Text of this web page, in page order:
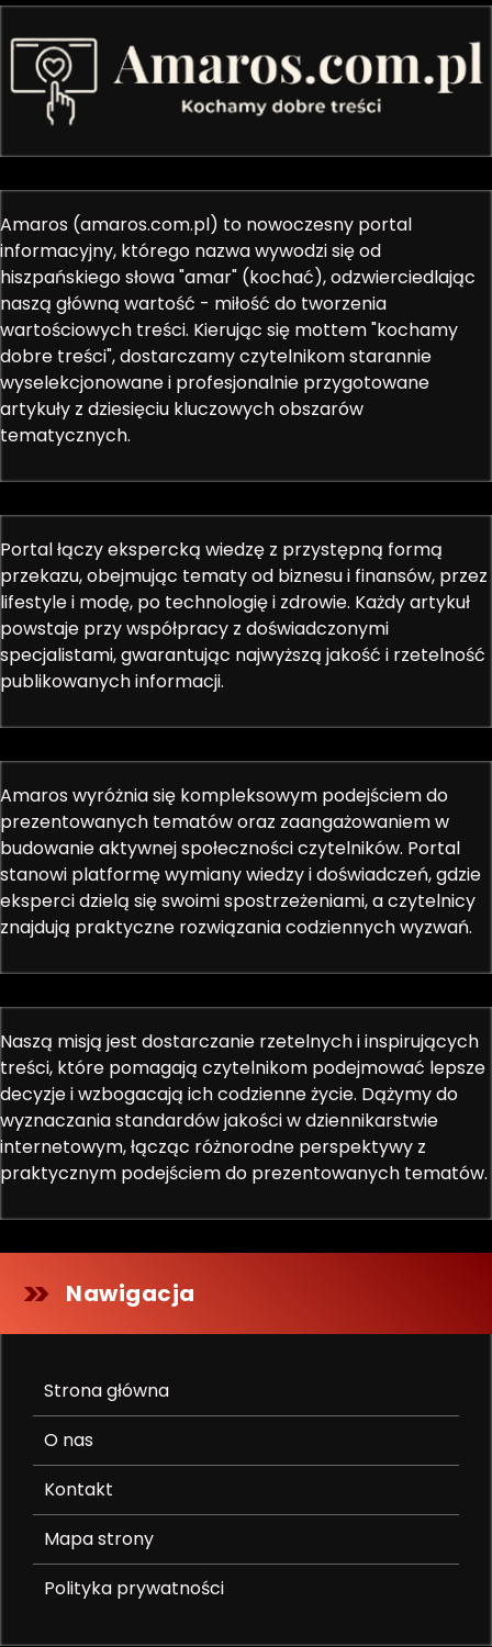
Amaros (amaros.com.pl) to nowoczesny portal
informacyjny, którego nazwa wywodzi się od
hiszpańskiego słowa "amar" (kochać), odzwierciedlając
naszą główną wartość - miłość do tworzenia
wartościowych treści. Kierując się mottem "kochamy
dobre treści", dostarczamy czytelnikom starannie
wyselekcjonowane i profesjonalnie przygotowane
artykuły z dziesięciu kluczowych obszarów
tematycznych.
Portal łączy ekspercką wiedzę z przystępną formą
przekazu, obejmując tematy od biznesu i finansów, przez
lifestyle i modę, po technologię i zdrowie. Każdy artykuł
powstaje przy współpracy z doświadczonymi
specjalistami, gwarantując najwyższą jakość i rzetelność
publikowanych informacji.
Amaros wyróżnia się kompleksowym podejściem do
prezentowanych tematów oraz zaangażowaniem w
budowanie aktywnej społeczności czytelników. Portal
stanowi platformę wymiany wiedzy i doświadczeń, gdzie
eksperci dzielą się swoimi spostrzeżeniami, a czytelnicy
znajdują praktyczne rozwiązania codziennych wyzwań.
Naszą misją jest dostarczanie rzetelnych i inspirujących
treści, które pomagają czytelnikom podejmować lepsze
decyzje i wzbogacają ich codzienne życie. Dążymy do
wyznaczania standardów jakości w dziennikarstwie
internetowym, łącząc różnorodne perspektywy z
praktycznym podejściem do prezentowanych tematów.
Nawigacja
Strona główna
O nas
Kontakt
Mapa strony
Polityka prywatności